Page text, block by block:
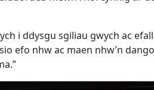
i ddysgu sgiliau gwych ac
efo nhw ac maen nhw’n